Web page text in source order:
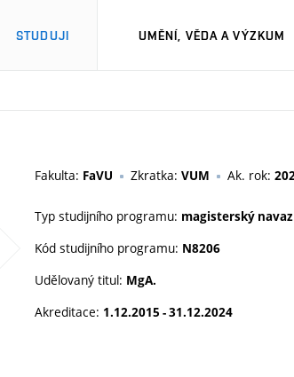
STUDUJI UMĚNÍ, VĚDA A VÝZKUM
Fakulta: FaVU Zkratka: VUM Ak. rok:
Typ studijního programu: magisterský
Kód studijního programu: N8206
Udělovaný titul: MgA.
Akreditace: 1.12.2015 - 31.12.2024